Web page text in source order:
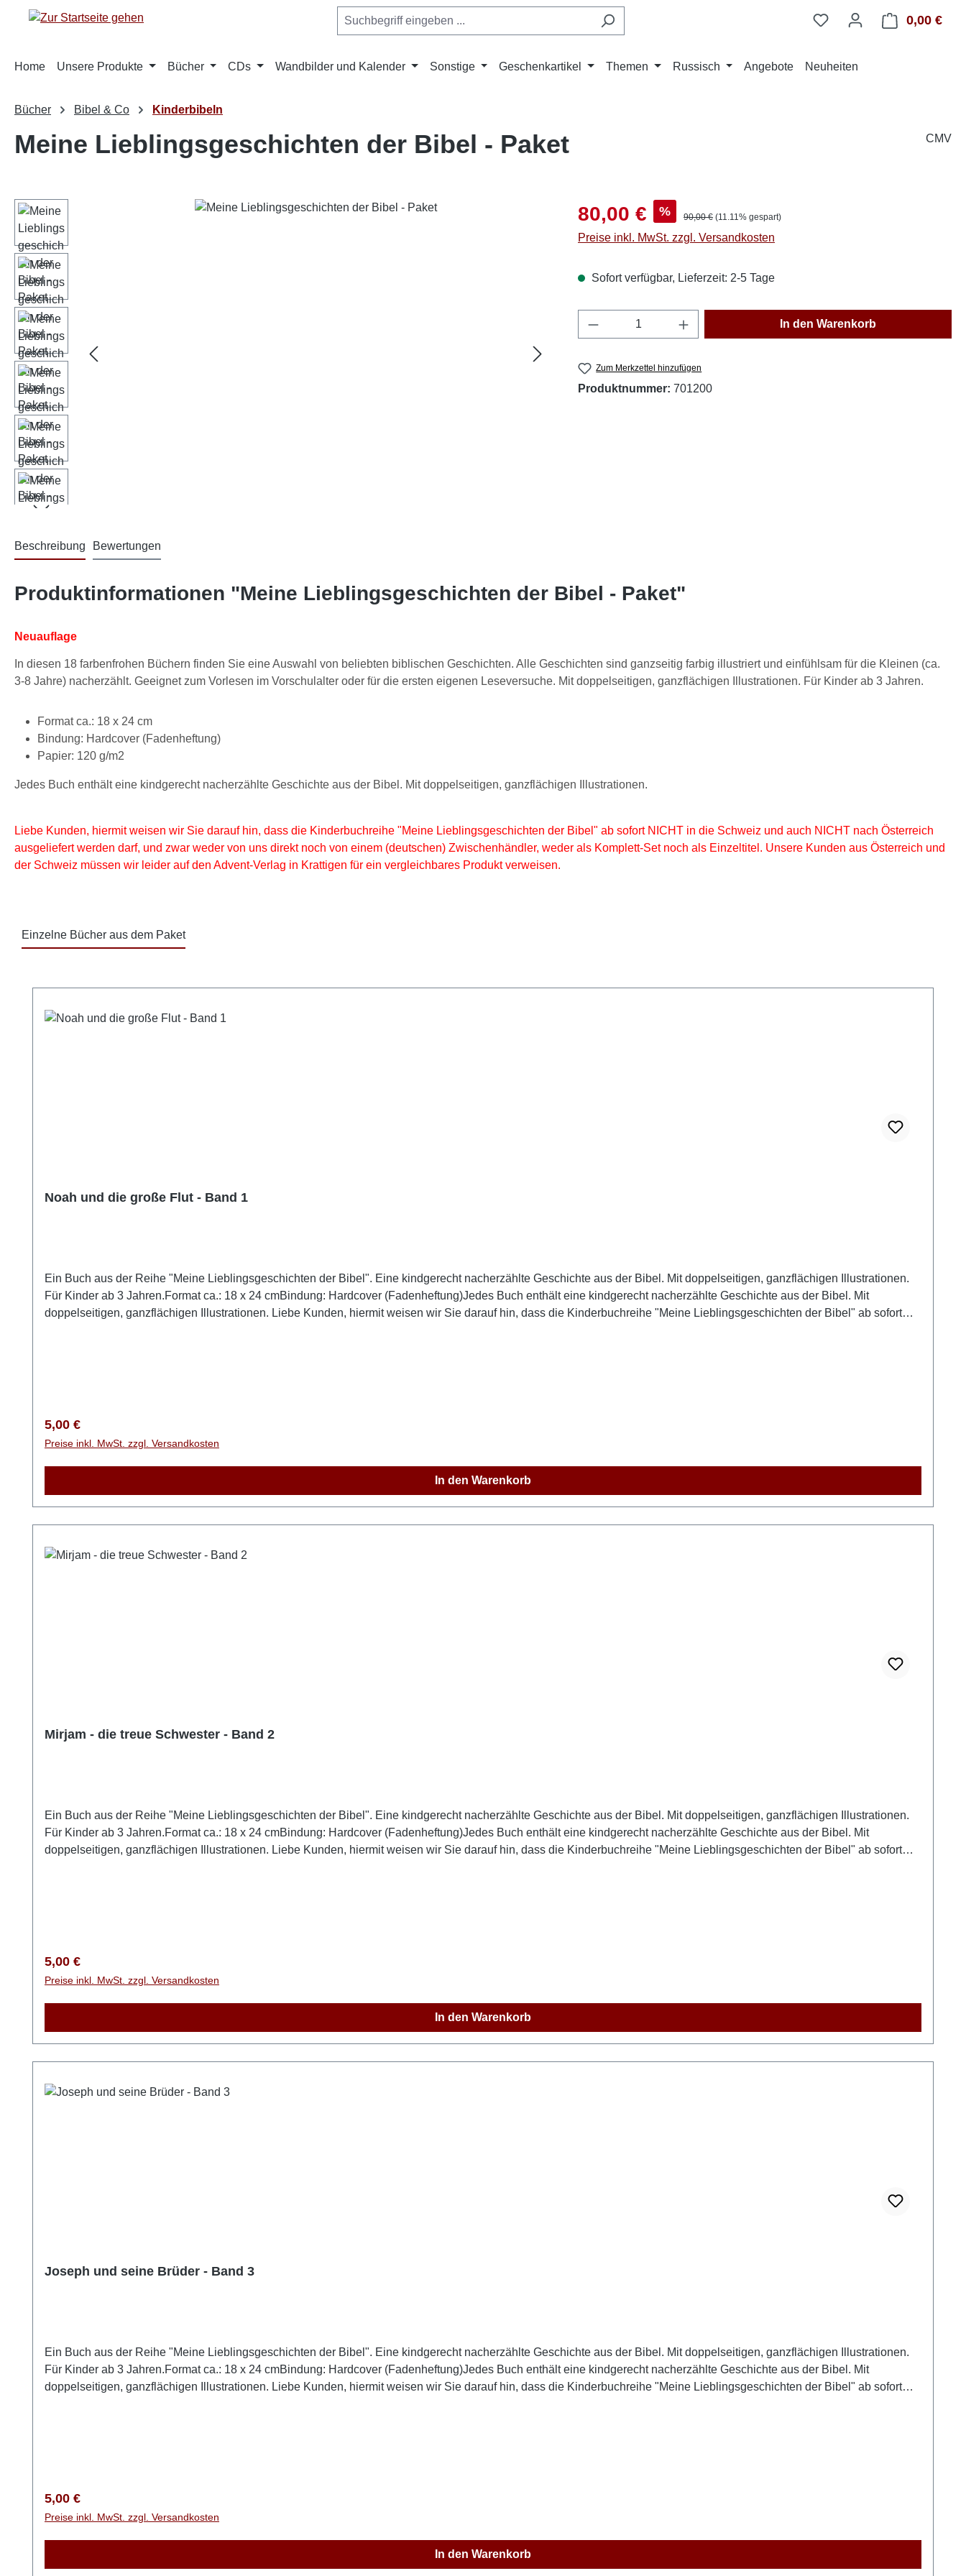
Hauptinhalt springen
Zur Suche springen
Zur Hauptnavigation springen 0,00 €
Home Unsere Produkte Bücher CDs Wandbilder und Kalender Sonstige Geschenkartikel Themen Russisch Angebote Neuheiten
Bücher Bibel & Co Kinderbibeln
Meine Lieblingsgeschichten der Bibel - Paket CMV
Bildergalerie überspringen Verkaufspreis:
80,00 € % Regulärer Preis:
90,00 € (11.11% gespart)
Preise inkl. MwSt. zzgl. Versandkosten
Sofort verfügbar, Lieferzeit: 2-5 Tage
Produkt Anzahl: Gib den gewünschten Wert ein
In den Warenkorb
Zum Merkzettel hinzufügen
Produktnummer: 701200
Beschreibung Bewertungen
Produktinformationen "Meine Lieblingsgeschichten der Bibel - Paket"
Neuauflage
In diesen 18 farbenfrohen Büchern finden Sie eine Auswahl von beliebten biblischen Geschichten. Alle Geschichten sind ganzseitig farbig illustriert und einfühlsam für die Kleinen (ca.
3-8 Jahre) nacherzählt. Geeignet zum Vorlesen im Vorschulalter oder für die ersten eigenen Leseversuche. Mit doppelseitigen, ganzflächigen Illustrationen. Für Kinder ab 3 Jahren.
Format ca.: 18 x 24 cm
Bindung: Hardcover (Fadenheftung)
Papier: 120 g/m2
Jedes Buch enthält eine kindgerecht nacherzählte Geschichte aus der Bibel. Mit doppelseitigen, ganzflächigen Illustrationen.
Liebe Kunden, hiermit weisen wir Sie darauf hin, dass die Kinderbuchreihe "Meine Lieblingsgeschichten der Bibel" ab sofort NICHT in die Schweiz und auch NICHT nach Österreich
ausgeliefert werden darf, und zwar weder von uns direkt noch von einem (deutschen) Zwischenhändler, weder als Komplett-Set noch als Einzeltitel. Unsere Kunden aus Österreich und
der Schweiz müssen wir leider auf den Advent-Verlag in Krattigen für ein vergleichbares Produkt verweisen.
Einzelne Bücher aus dem Paket
Noah und die große Flut - Band 1
Ein Buch aus der Reihe "Meine Lieblingsgeschichten der Bibel". Eine kindgerecht nacherzählte Geschichte aus der Bibel. Mit doppelseitigen, ganzflächigen Illustrationen.
Für Kinder ab 3 Jahren.Format ca.: 18 x 24 cmBindung: Hardcover (Fadenheftung)Jedes Buch enthält eine kindgerecht nacherzählte Geschichte aus der Bibel. Mit
doppelseitigen, ganzflächigen Illustrationen. Liebe Kunden, hiermit weisen wir Sie darauf hin, dass die Kinderbuchreihe "Meine Lieblingsgeschichten der Bibel" ab sofort
Regulärer Preis:
5,00 €
Preise inkl. MwSt. zzgl. Versandkosten
In den Warenkorb
Mirjam - die treue Schwester - Band 2
Ein Buch aus der Reihe "Meine Lieblingsgeschichten der Bibel". Eine kindgerecht nacherzählte Geschichte aus der Bibel. Mit doppelseitigen, ganzflächigen Illustrationen.
Für Kinder ab 3 Jahren.Format ca.: 18 x 24 cmBindung: Hardcover (Fadenheftung)Jedes Buch enthält eine kindgerecht nacherzählte Geschichte aus der Bibel. Mit
doppelseitigen, ganzflächigen Illustrationen. Liebe Kunden, hiermit weisen wir Sie darauf hin, dass die Kinderbuchreihe "Meine Lieblingsgeschichten der Bibel" ab sofort
Regulärer Preis:
5,00 €
Preise inkl. MwSt. zzgl. Versandkosten
In den Warenkorb
Joseph und seine Brüder - Band 3
Ein Buch aus der Reihe "Meine Lieblingsgeschichten der Bibel". Eine kindgerecht nacherzählte Geschichte aus der Bibel. Mit doppelseitigen, ganzflächigen Illustrationen.
Für Kinder ab 3 Jahren.Format ca.: 18 x 24 cmBindung: Hardcover (Fadenheftung)Jedes Buch enthält eine kindgerecht nacherzählte Geschichte aus der Bibel. Mit
doppelseitigen, ganzflächigen Illustrationen. Liebe Kunden, hiermit weisen wir Sie darauf hin, dass die Kinderbuchreihe "Meine Lieblingsgeschichten der Bibel" ab sofort
Regulärer Preis:
5,00 €
Preise inkl. MwSt. zzgl. Versandkosten
In den Warenkorb